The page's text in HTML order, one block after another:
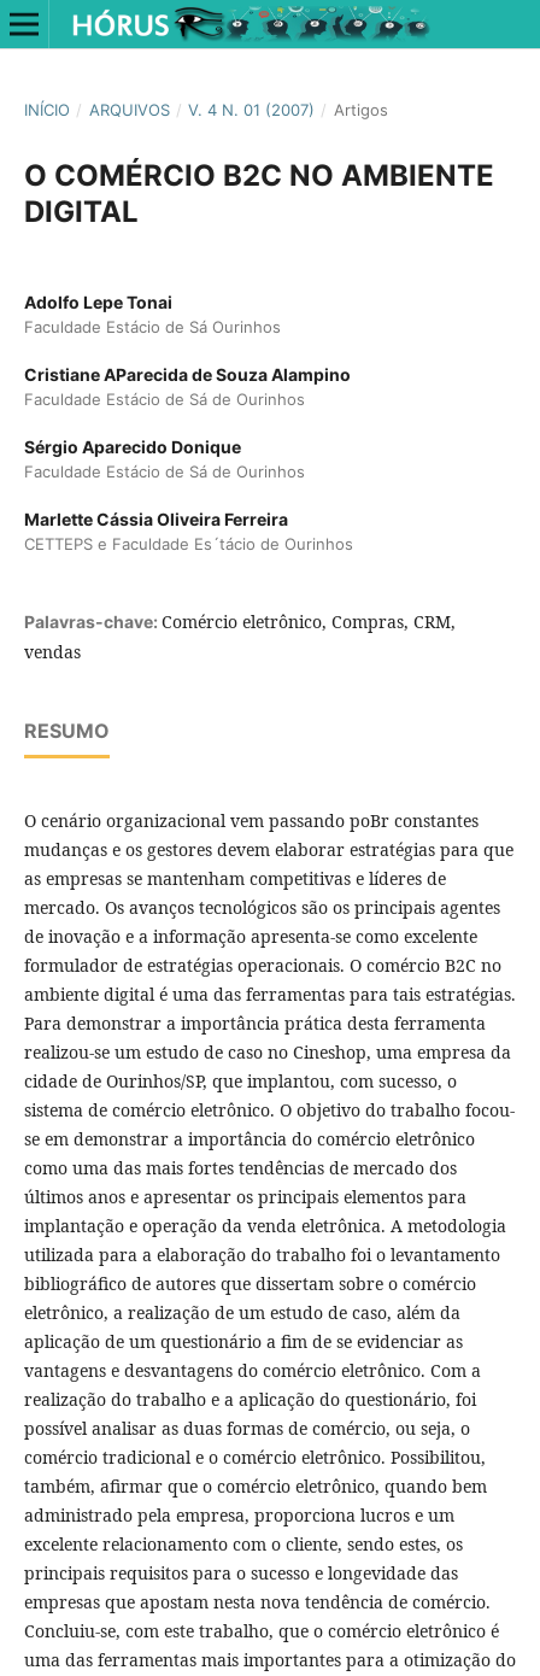
INÍCIO / ARQUIVOS / V. 4 N. 01 (2007) / Artigos
O COMÉRCIO B2C NO AMBIENTE
DIGITAL
Adolfo Lepe Tonai
Faculdade Estácio de Sá Ourinhos
Cristiane AParecida de Souza Alampino
Faculdade Estácio de Sá de Ourinhos
Sérgio Aparecido Donique
Faculdade Estácio de Sá de Ourinhos
Marlette Cássia Oliveira Ferreira
CETTEPS e Faculdade Es´tácio de Ourinhos
Palavras-chave: Comércio eletrônico, Compras, CRM,
vendas
RESUMO
O cenário organizacional vem passando poBr constantes
mudanças e os gestores devem elaborar estratégias para que
as empresas se mantenham competitivas e líderes de
mercado. Os avanços tecnológicos são os principais agentes
de inovação e a informação apresenta-se como excelente
formulador de estratégias operacionais. O comércio B2C no
ambiente digital é uma das ferramentas para tais estratégias.
Para demonstrar a importância prática desta ferramenta
realizou-se um estudo de caso no Cineshop, uma empresa da
cidade de Ourinhos/SP, que implantou, com sucesso, o
sistema de comércio eletrônico. O objetivo do trabalho focou-
se em demonstrar a importância do comércio eletrônico
como uma das mais fortes tendências de mercado dos
últimos anos e apresentar os principais elementos para
implantação e operação da venda eletrônica. A metodologia
utilizada para a elaboração do trabalho foi o levantamento
bibliográfico de autores que dissertam sobre o comércio
eletrônico, a realização de um estudo de caso, além da
aplicação de um questionário a fim de se evidenciar as
vantagens e desvantagens do comércio eletrônico. Com a
realização do trabalho e a aplicação do questionário, foi
possível analisar as duas formas de comércio, ou seja, o
comércio tradicional e o comércio eletrônico. Possibilitou,
também, afirmar que o comércio eletrônico, quando bem
administrado pela empresa, proporciona lucros e um
excelente relacionamento com o cliente, sendo estes, os
principais requisitos para o sucesso e longevidade das
empresas que apostam nesta nova tendência de comércio.
Concluiu-se, com este trabalho, que o comércio eletrônico é
uma das ferramentas mais importantes para a otimização do